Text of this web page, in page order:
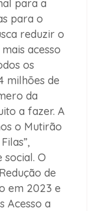
para a
para o
reduzir o
acesso
os
milhões de
da
a fazer. A
o Mutirão
O
de
em 2023 e
Acesso a